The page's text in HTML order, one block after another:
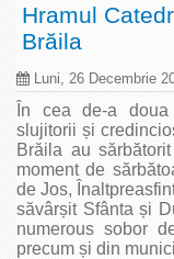
Hramul
Brăila
Luni, 26 Decembrie
În cea de-a
slujitorii și
Brăila au
moment de
de Jos,
săvârșit Sfânta și
numerous sobor
precum și din